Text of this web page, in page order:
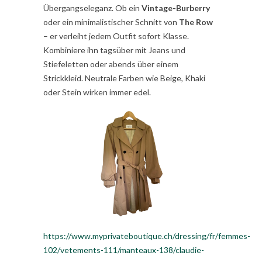
Übergangseleganz. Ob ein Vintage-Burberry
oder ein minimalistischer Schnitt von The Row
– er verleiht jedem Outfit sofort Klasse.
Kombiniere ihn tagsüber mit Jeans und
Stiefeletten oder abends über einem
Strickkleid. Neutrale Farben wie Beige, Khaki
oder Stein wirken immer edel.
https://www.myprivateboutique.ch/dressing/fr/femmes-
102/vetements-111/manteaux-138/claudie-